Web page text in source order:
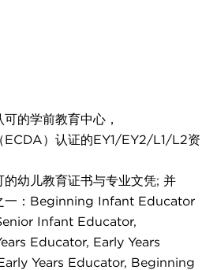
的学前教育中心，
ECDA）认证的EY1/EY2/L1/L2资
的幼儿教育证书与专业文凭; 并
一：Beginning Infant Educator
Infant Educator,
Educator, Early Years
Years Educator, Beginning